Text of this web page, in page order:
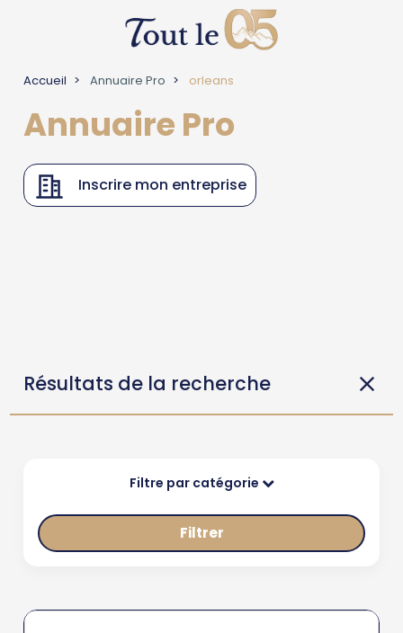
Accueil Annuaire Pro orleans
Annuaire Pro
Inscrire mon entreprise
Résultats de la recherche
Filtre par catégorie
Filtrer